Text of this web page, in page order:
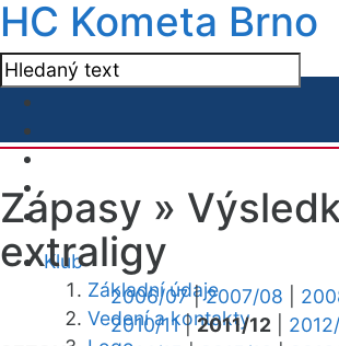
HC Kometa Brno
Klub
Základní údaje
Vedení a kontakty
Zápasy »
extraligy
2006/07|2007/08
2010/11|2011/12